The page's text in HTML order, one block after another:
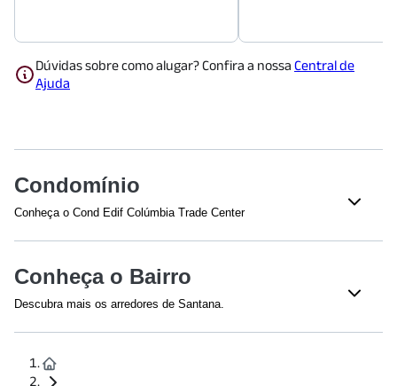
Dúvidas sobre como alugar? Confira a nossa Central de
Ajuda
Condomínio
Conheça o Cond Edif Colúmbia Trade Center
Acesso 24 Horas
Conheça o Bairro
Descubra mais os arredores de Santana.
Shopping Metrô Jardim São Paulo
Lar Center